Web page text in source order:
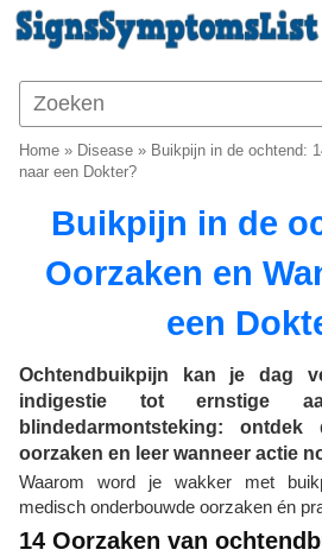
Home » Disease » Buikpijn in de ochtend:
naar een Dokter?
Buikpijn in de
Oorzaken en
een
Ochtendbuikpijn kan je dag
indigestie tot ernstige
blindedarmontsteking:
oorzaken en leer wanneer actie
Waarom word je wakker met
medisch onderbouwde oorzaken én
14 Oorzaken van